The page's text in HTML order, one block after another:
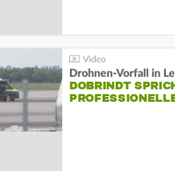
Drohnen-Vorfall in
DOBRINDT